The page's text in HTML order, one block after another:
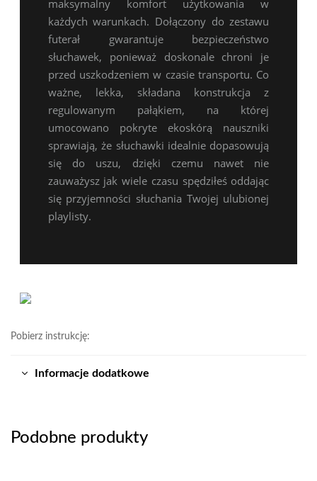
maksymalny komfort użytkowania w
każdych warunkach. Dołączony do zestawu
futerał gwarantuje bezpieczeństwo
słuchawek, ponieważ doskonale chroni je
przed uszkodzeniem w czasie transportu. Co
ważne, lekka, składana konstrukcja z
regulowanym pałąkiem, na której
umocowano pokryte ekoskórą nauszniki
sprawiają, że słuchawki idealnie dopasowują
się do uszu, dzięki czemu nawet nie
zauważysz jak wiele czasu spędziłeś oddając
się przyjemności słuchania Twojej ulubionej
playlisty.
Pobierz instrukcję:
Informacje dodatkowe
Podobne produkty